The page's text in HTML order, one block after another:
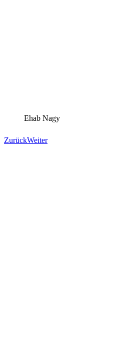
Ehab Nagy
ZurückWeiter